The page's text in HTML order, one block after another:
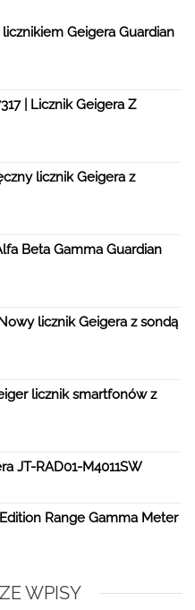
Geigera Guardian
| Licznik Geigera Z
licznik Geigera z
Beta Gamma Guardian
licznik Geigera z sondą
licznik smartfonów z
JT-RAD01-M4011SW
Range Gamma Meter
WPISY